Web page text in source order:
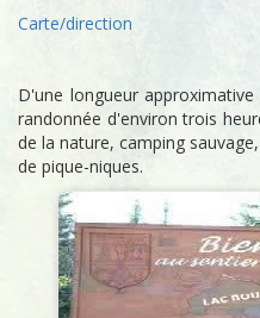
Carte/direction
D'une longueur
randonnée d'environ trois
de la nature, camping
de pique-niques.